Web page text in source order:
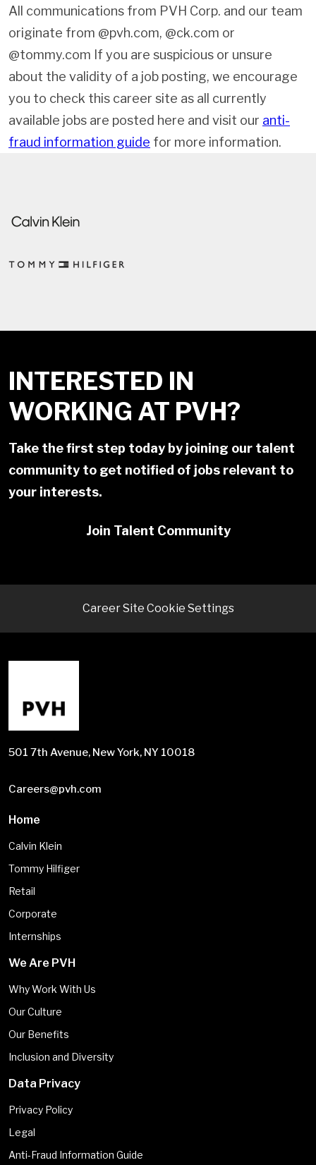
All communications from PVH Corp. and our team
originate from @pvh.com, @ck.com or
@tommy.com If you are suspicious or unsure
about the validity of a job posting, we encourage
you to check this career site as all currently
available jobs are posted here and visit our anti-
fraud information guide for more information.
INTERESTED IN
WORKING AT PVH?
Take the first step today by joining our talent
community to get notified of jobs relevant to
your interests.
Join Talent Community
Career Site Cookie Settings
501 7th Avenue, New York, NY 10018
Careers@pvh.com
Home
Calvin Klein
Tommy Hilfiger
Retail
Corporate
Internships
We Are PVH
Why Work With Us
Our Culture
Our Benefits
Inclusion and Diversity
Data Privacy
Privacy Policy
Legal
Anti-Fraud Information Guide